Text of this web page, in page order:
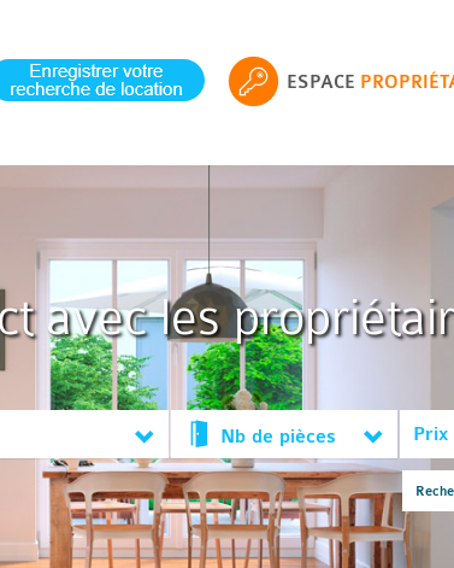
ESPACE
avec les
Nb de pièces